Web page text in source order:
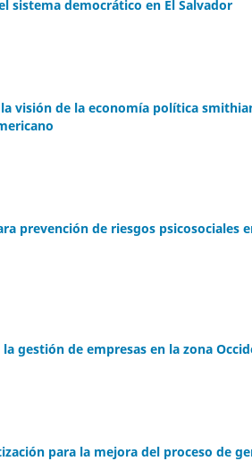
sistema democrático en El Salvador
visión de la economía política
prevención de riesgos psicosociales
gestión de empresas en la zona
para la mejora del proceso de